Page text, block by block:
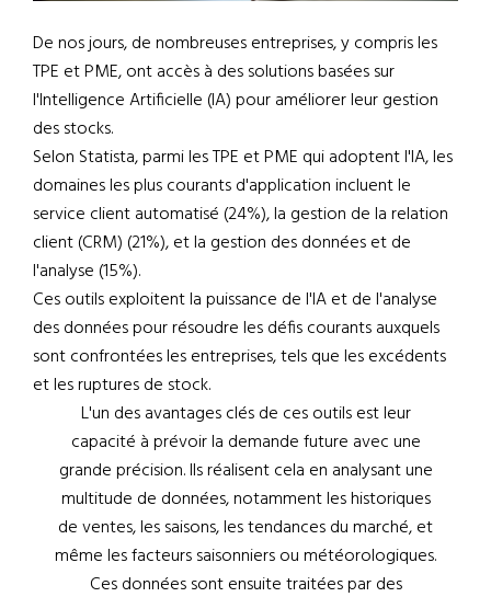
De nos jours, de nombreuses entreprises, y compris les
TPE et PME, ont accès à des solutions basées sur
l'Intelligence Artificielle (IA) pour améliorer leur gestion
des stocks.
Selon Statista, parmi les TPE et PME qui adoptent l'IA, les
domaines les plus courants d'application incluent le
service client automatisé (24%), la gestion de la relation
client (CRM) (21%), et la gestion des données et de
l'analyse (15%).
Ces outils exploitent la puissance de l'IA et de l'analyse
des données pour résoudre les défis courants auxquels
sont confrontées les entreprises, tels que les excédents
et les ruptures de stock.
L'un des avantages clés de ces outils est leur
capacité à prévoir la demande future avec une
grande précision. Ils réalisent cela en analysant une
multitude de données, notamment les historiques
de ventes, les saisons, les tendances du marché, et
même les facteurs saisonniers ou météorologiques.
Ces données sont ensuite traitées par des